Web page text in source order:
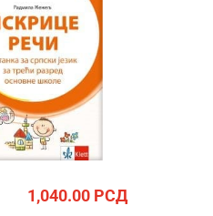
1,040.00РСД